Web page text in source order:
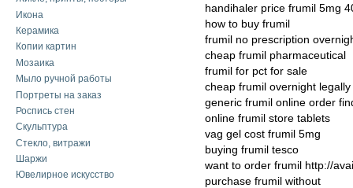
Икона
Керамика
Копии картин
Мозаика
Мыло ручной работы
Портреты на заказ
Роспись стен
Скульптура
Стекло, витражи
Шаржи
Ювелирное искусство
handihaler price frumil 5mg
how to buy frumil
frumil no prescription
cheap frumil pharmaceutical
frumil for pct for sale
cheap frumil overnight legally
generic frumil online order
online frumil store tablets
vag gel cost frumil 5mg
buying frumil tesco
want to order frumil http://
purchase frumil without